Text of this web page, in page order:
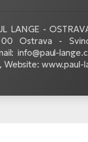
LANGE -
Ostrava -
info@paul-
www.paul-